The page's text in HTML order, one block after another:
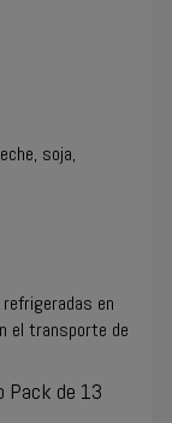
soja,
en
el transporte de
Pack de 13